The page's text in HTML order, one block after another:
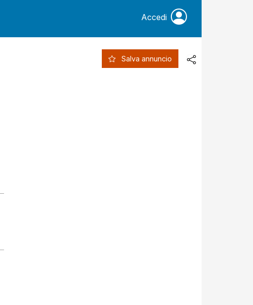
Accedi
Salva annuncio